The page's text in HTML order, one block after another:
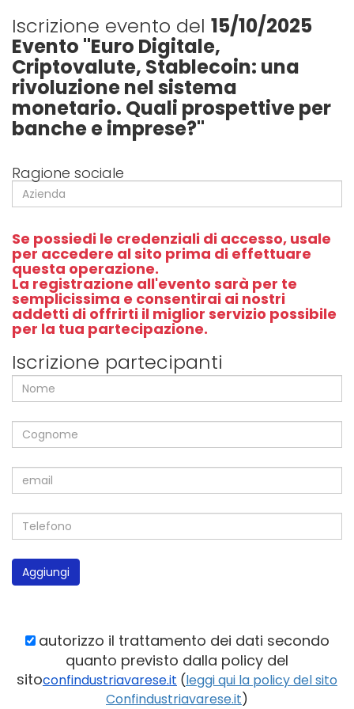
Iscrizione evento del 15/10/2025
Evento "Euro Digitale,
Criptovalute, Stablecoin: una
rivoluzione nel sistema
monetario. Quali prospettive per
banche e imprese?"
Ragione sociale
Se possiedi le credenziali di accesso, usale
per accedere al sito prima di effettuare
questa operazione.
La registrazione all'evento sarà per te
semplicissima e consentirai ai nostri
addetti di offrirti il miglior servizio possibile
per la tua partecipazione.
Iscrizione partecipanti
Aggiungi
autorizzo il trattamento dei dati secondo
quanto previsto dalla policy del
sitoconfindustriavarese.it (leggi qui la policy del sito
Confindustriavarese.it)